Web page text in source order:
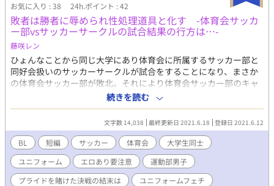
お気に入り : 38 24h.ポイント : 42
敗者は勝者に辱められ性処理道具と化す -体育会サッカ
ー部vsサッカーサークルの試合結果の行方は…-
藤咲レン
ひょんなことから同じ大学にあり体育会に所属するサッカー部と
同好会扱いのサッカーサークルが試合をすることになり、まさか
の体育会サッカー部が敗北。それにより体育会サッカー部のキャ
プテンを務めるリョウスケを含め部員たちは、サークルのキャプ
テンを務めるユウマたちから辱めを受けることになる。試合後の
プレイ内容というのは・・・・。 あとがき:前半は勝者×敗者によ
るエロ要素満載、最後はちょっと甘々なBLとなっています。
続きを読む
文字数 14,038 最終更新日 2021.6.18 登録日 2021.6.12
BL 短編 サッカー 体育会
大学生同士
ユニフォーム
エロあり要注意
運動部男子
プライドを賭けた決戦の結末は
ユニフォームフェチ